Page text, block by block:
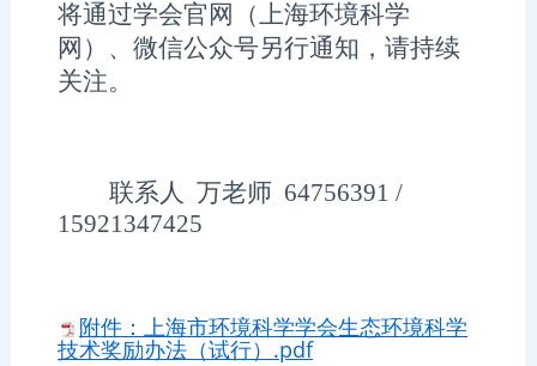
将通过学会官网
（上海环境科学
网 ） 、微信公众号另行通知，请持续
关注。
联系人 万老师 64756391 /
15921347425
附件：上海市环境科学学会生态环境科学
技术奖励办法（试行）.pdf